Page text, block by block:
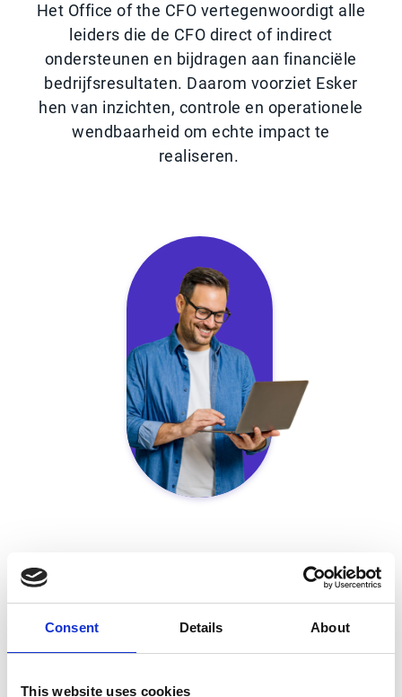
Consent Details About
This website uses cookies
Het Office of the CFO vertegenwoordigt alle
leiders die de CFO direct of indirect
ondersteunen en bijdragen aan financiële
bedrijfsresultaten. Daarom voorziet Esker
hen van inzichten, controle en operationele
wendbaarheid om echte impact te
realiseren.
Uitdaging